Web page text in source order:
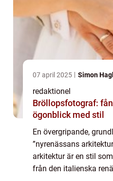
07 april 2025 Simon
redaktionel
Bröllopsfotograf:
ögonblick med stil
En övergripande,
”nyrenässans
arkitektur är en stil
från den italienska